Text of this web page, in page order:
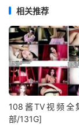
相关推荐
108酱TV视频全
部/131G]